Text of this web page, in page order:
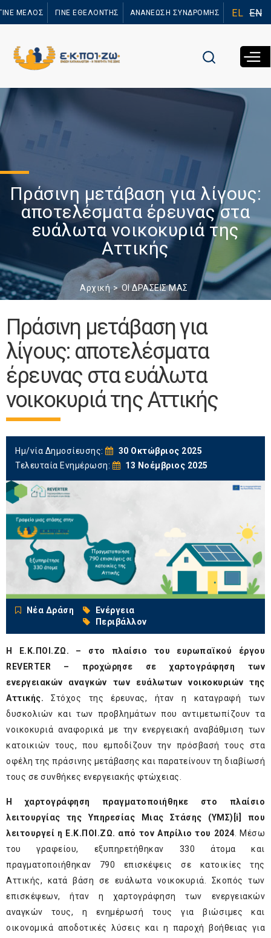
προς το
ΜΕΛΟΣ ΓΙΝΕ ΕΘΕΛΟΝΤΗΣ ΑΝΑΝΕΩΣΗ ΣΥΝΔΡΟΜΗΣ EL EN
Πράσινη μετάβαση για λίγους:
αποτελέσματα έρευνας στα
ευάλωτα νοικοκυριά της
Αττικής
Αρχική ΟΙ ΔΡΑΣΕΙΣ ΜΑΣ
Πράσινη μετάβαση για
λίγους: αποτελέσματα
έρευνας στα ευάλωτα
νοικοκυριά της Αττικής
Ημ/νία Δημοσίευσης:
30 Οκτώβριος 2025
Τελευταία Ενημέρωση:
13 Νοέμβριος 2025
Νέα Δράση
Ενέργεια
Περιβάλλον
Η Ε.Κ.ΠΟΙ.ΖΩ. – στο πλαίσιο του ευρωπαϊκού έργου
REVERTER – προχώρησε σε χαρτογράφηση των
ενεργειακών αναγκών των ευάλωτων νοικοκυριών της
Αττικής. Στόχος της έρευνας, ήταν η καταγραφή των
δυσκολιών και των προβλημάτων που αντιμετωπίζουν τα
νοικοκυριά αναφορικά με την ενεργειακή αναβάθμιση των
κατοικιών τους, που εμποδίζουν την πρόσβασή τους στα
οφέλη της πράσινης μετάβασης και παρατείνουν τη διαβίωσή
τους σε συνθήκες ενεργειακής φτώχειας.
Η χαρτογράφηση πραγματοποιήθηκε στο πλαίσιο
λειτουργίας της Υπηρεσίας Μιας Στάσης (ΥΜΣ) [i]
που
λειτουργεί η Ε.Κ.ΠΟΙ.ΖΩ. από τον Απρίλιο του 2024. Μέσω
του γραφείου, εξυπηρετήθηκαν 330 άτομα και
πραγματοποιήθηκαν 790 επισκέψεις σε κατοικίες της
Αττικής, κατά βάση σε ευάλωτα νοικοκυριά. Σκοπός των
επισκέψεων, ήταν η χαρτογράφηση των ενεργειακών
αναγκών τους, η ενημέρωσή τους για βιώσιμες και
οικονομικά αποδοτικές λύσεις και η παροχή βοήθειας για